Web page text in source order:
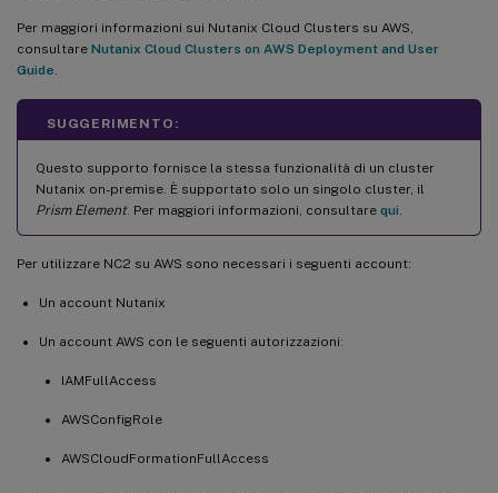
Per maggiori informazioni sui Nutanix Cloud Clusters su AWS,
consultare Nutanix Cloud Clusters on AWS Deployment and User
Guide
SUGGERIMENTO:
Questo supporto fornisce la stessa funzionalità di un cluster
Nutanix on-premise. È supportato solo un singolo cluster, il
Prism Element. Per maggiori informazioni, consultare qui
Per utilizzare NC2 su AWS sono necessari i seguenti account:
Un account Nutanix
Un account AWS con le seguenti autorizzazioni:
IAMFullAccess
AWSConfigRole
AWSCloudFormationFullAccess